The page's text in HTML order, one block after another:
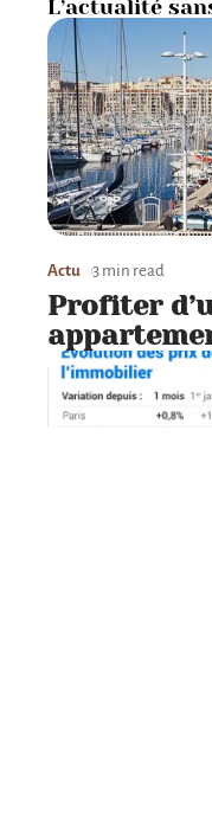
L’actualité
Actu 3 min read
Profiter